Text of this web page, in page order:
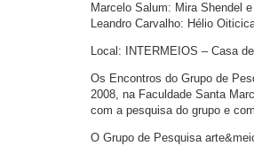
Marcelo Salum: Mira Shendel
Leandro Carvalho: Hélio
Local: INTERMEIOS – Casa
Os Encontros do Grupo de
2008, na Faculdade Santa
com a pesquisa do grupo e
O Grupo de Pesquisa